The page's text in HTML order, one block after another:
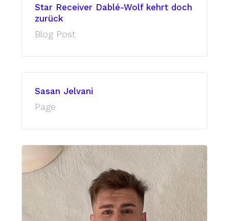
Star Receiver Dablé-Wolf kehrt doch
zurück
Blog Post
Sasan Jelvani
Page